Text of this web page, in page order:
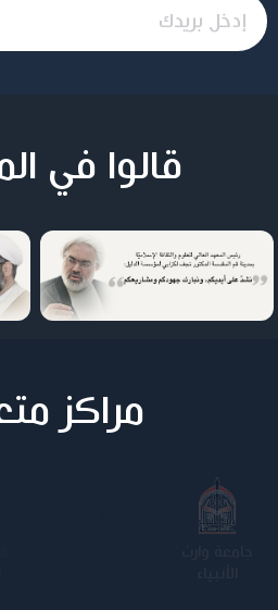
قالوا في
مراكز